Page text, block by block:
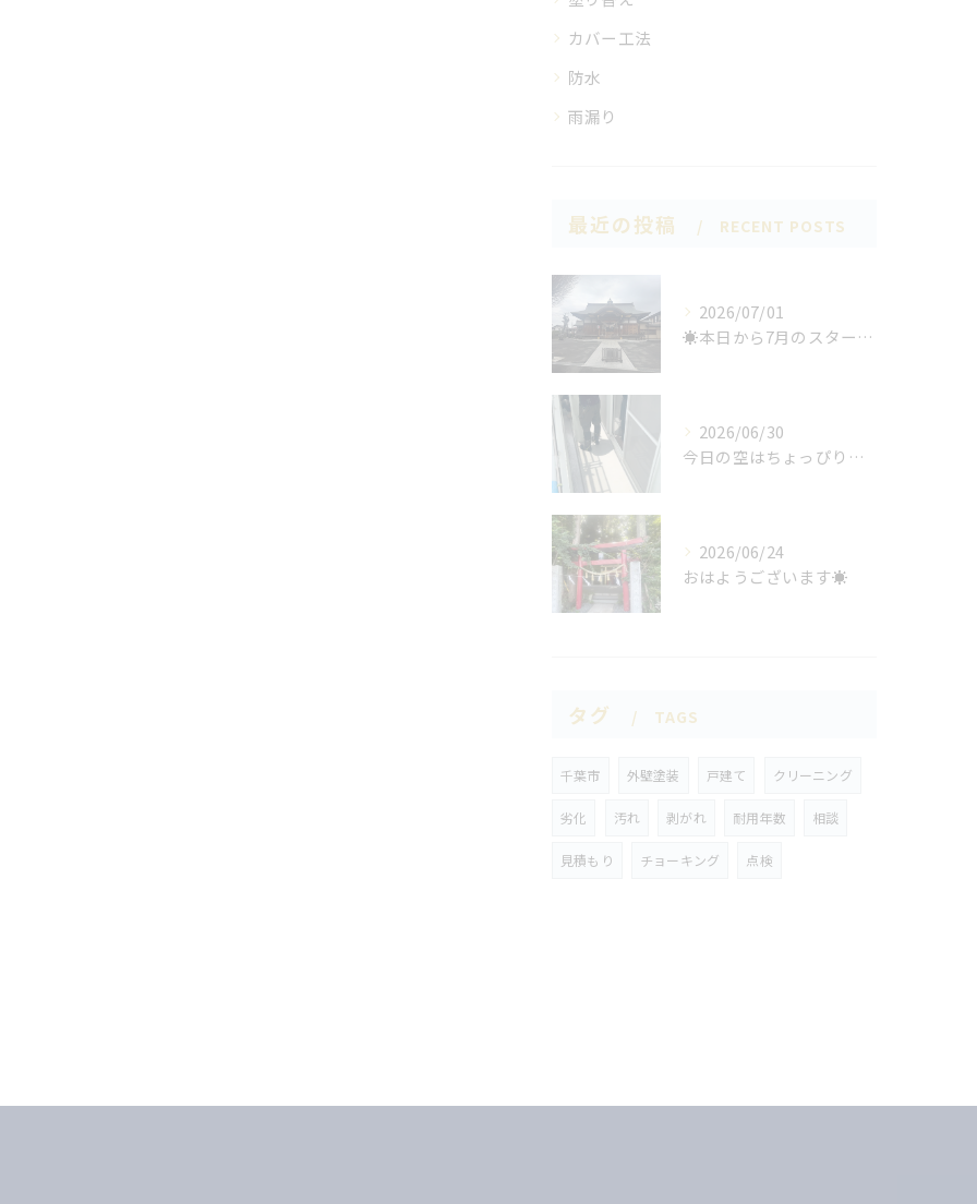
カバー工法
防水
雨漏り
最近の投稿 RECENT POSTS
2026/07/01
☀️本日から7月のスタート🌞
2026/06/30
今日の空はちょっぴり曇りがち☁️
2026/06/24
おはようございます☀
タグ TAGS
千葉市 外壁塗装 戸建て クリーニング
劣化 汚れ 剥がれ 耐用年数 相談
見積もり チョーキング 点検